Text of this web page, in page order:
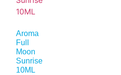
Aroma
Full
Moon
Sunrise
10ML